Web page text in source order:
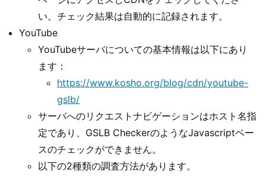
い。チェック結果は自動的に記録されます。
YouTube
YouTubeサーバについての基本情報は以下にあり
ます：
https://www.kosho.org/blog/cdn/youtube-
gslb/
サーバへのリクエストナビゲーションはホスト名指
定であり、GSLB CheckerのようなJavascriptベー
スのチェックができません。
以下の2種類の調査方法があります。